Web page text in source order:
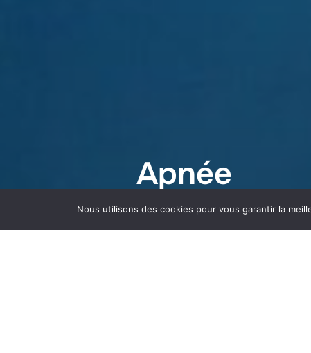
Apnée
Nous utilisons des cookies pour vous garantir la